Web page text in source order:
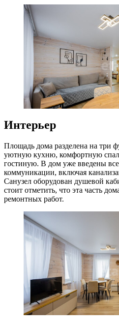
Интерьер
Площадь дома разделена на три
уютную кухню, комфортную
гостиную. В дом уже введены
коммуникации, включая
Санузел оборудован душевой
стоит отметить, что эта часть
ремонтных работ.